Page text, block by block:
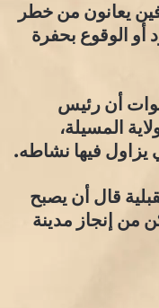
يعانون من خطر
أو الوقوع بحفرة
أن رئيس
المسيلة،
يزاول فيها نشاطه.
قال أن يصبح
من إنجاز مدينة